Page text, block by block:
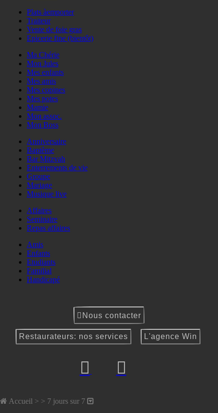
Plats àemporter
Traiteur
Vente de foie gras
Epicerie fine (bientôt)
Ma Chérie
Mon Jules
Mes enfants
Mes amis
Mes copines
Mes potes
Mamie
Mon assoc.
Mon Boss
Anniversaire
Baptême
Bar Mitzvah
Enterrements de vie
Groupe
Mariage
Musique live
Affaires
Seminaire
Repas affaires
Amis
Enfants
Etudiants
Familial
Handicapé
Nous contacter
Restaurateurs: nos services L'agence Win
Accueil > > 7 jours sur 7